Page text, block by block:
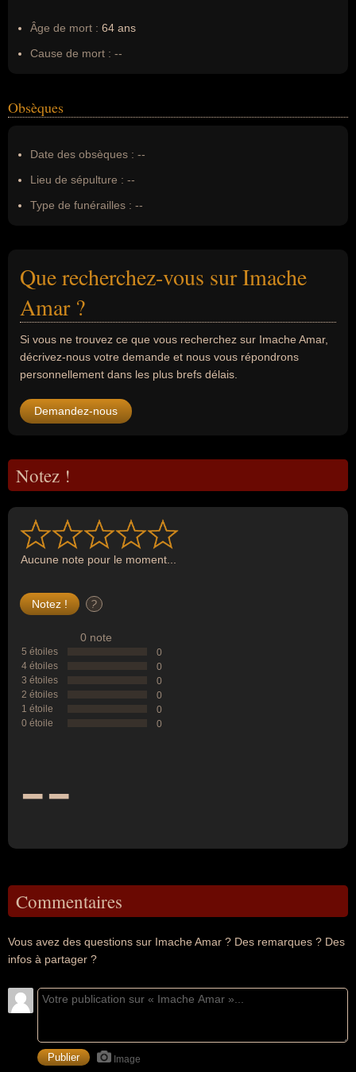
Âge de mort : 64 ans
Cause de mort : --
Obsèques
Date des obsèques : --
Lieu de sépulture : --
Type de funérailles : --
Que recherchez-vous sur Imache
Amar ?
Si vous ne trouvez ce que vous recherchez sur Imache Amar,
décrivez-nous votre demande et nous vous répondrons
personnellement dans les plus brefs délais.
Demandez-nous
Notez !
Aucune note pour le moment...
?
0 note
5 étoiles
0
4 étoiles
0
3 étoiles
0
2 étoiles
0
1 étoile
0
0 étoile
0
--
Commentaires
Vous avez des questions sur Imache Amar ? Des remarques ? Des
infos à partager ?
Image